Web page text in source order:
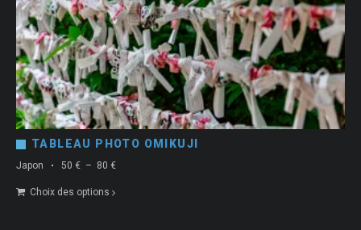
TABLEAU PHOTO OMIKUJI
Japon
Choix des options
50 € – 80 €Plage